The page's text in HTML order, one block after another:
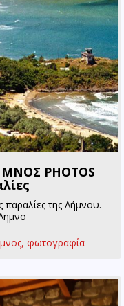
PHOTOS
της Λήμνου.
φωτογραφία